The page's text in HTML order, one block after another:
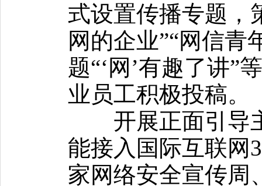
式设置传播专题，
网的企业”“网信青
题“‘网’有趣了讲”
业员工积极投稿。
开展正面引导
能接入国际互联网
家网络安全宣传周